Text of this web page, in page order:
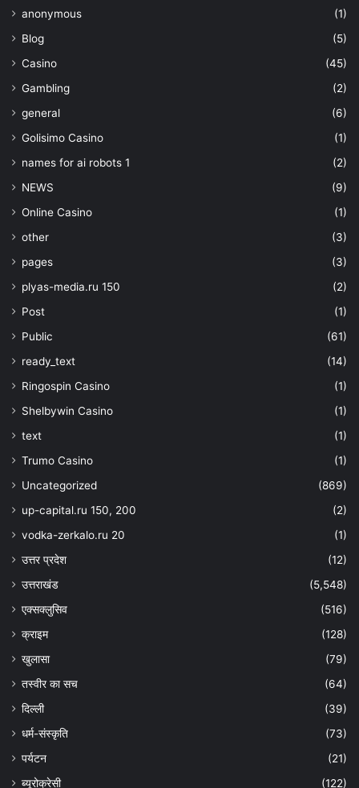
anonymous
(1)
Blog
(5)
Casino
(45)
Gambling
(2)
general
(6)
Golisimo Casino
(1)
names for ai robots 1
(2)
NEWS
(9)
Online Casino
(1)
other
(3)
pages
(3)
plyas-media.ru 150
(2)
Post
(1)
Public
(61)
ready_text
(14)
Ringospin Casino
(1)
Shelbywin Casino
(1)
text
(1)
Trumo Casino
(1)
Uncategorized
(869)
up-capital.ru 150, 200
(2)
vodka-zerkalo.ru 20
(1)
उत्तर प्रदेश
(12)
उत्तराखंड
(5,548)
एक्सक्लुसिव
(516)
क्राइम
(128)
खुलासा
(79)
तस्वीर का सच
(64)
दिल्ली
(39)
धर्म-संस्कृति
(73)
पर्यटन
(21)
ब्यूरोक्रेसी
(122)